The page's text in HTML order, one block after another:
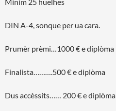
DIN A-4, sonque per ua cara.
Prumèr prèmi…1000 € e diplòma
Finalista……….500 € e diplòma
Dus accèssits…… 200 € e diplòma